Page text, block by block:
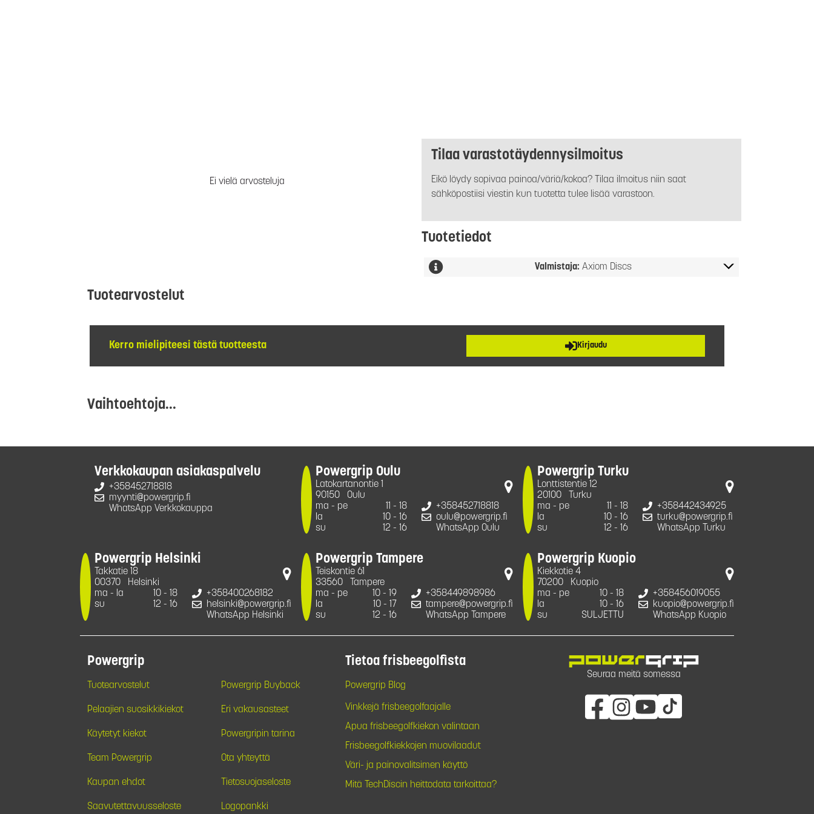
Ei vielä arvosteluja
Tilaa varastotäydennysilmoitus
Eikö löydy sopivaa painoa/väriä/kokoa? Tilaa ilmoitus niin saat
sähköpostiisi viestin kun tuotetta tulee lisää varastoon.
Tuotetiedot
Valmistaja: Axiom Discs
Tuotearvostelut
Kerro mielipiteesi tästä tuotteesta Kirjaudu
Vaihtoehtoja...
Verkkokaupan asiakaspalvelu
+358452718818
myynti@powergrip.fi
WhatsApp Verkkokauppa
Powergrip Oulu
Latokartanontie 1
90150
Oulu
ma - pe
11 - 18
la
10 - 16
su
12 - 16
+358452718818
oulu@powergrip.fi
WhatsApp Oulu
Powergrip Turku
Lonttistentie 12
20100
Turku
ma - pe
11 - 18
la
10 - 16
su
12 - 16
+358442434925
turku@powergrip.fi
WhatsApp Turku
Powergrip Helsinki
Takkatie 18
00370
Helsinki
ma - la
10 - 18
su
12 - 16
+358400268182
helsinki@powergrip.fi
WhatsApp Helsinki
Powergrip Tampere
Teiskontie 61
33560
Tampere
ma - pe
10 - 19
la
10 - 17
su
12 - 16
+358449898986
tampere@powergrip.fi
WhatsApp Tampere
Powergrip Kuopio
Kiekkotie 4
70200
Kuopio
ma - pe
10 - 18
la
10 - 16
su
SULJETTU
+358456019055
kuopio@powergrip.fi
WhatsApp Kuopio
Powergrip
Tuotearvostelut Powergrip Buyback
Pelaajien suosikkikiekot Eri vakausasteet
Käytetyt kiekot Powergripin tarina
Team Powergrip Ota yhteyttä
Kaupan ehdot Tietosuojaseloste
Saavutettavuusseloste Logopankki
Tietoa frisbeegolfista
Powergrip Blog
Vinkkejä frisbeegolfaajalle
Apua frisbeegolfkiekon valintaan
Frisbeegolfkiekkojen muovilaadut
Väri- ja painovalitsimen käyttö
Mitä TechDiscin heittodata tarkoittaa?
Seuraa meitä somessa